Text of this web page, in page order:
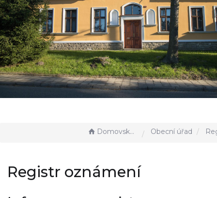
Domovská stránka Obecní úřad
Registr oznámení